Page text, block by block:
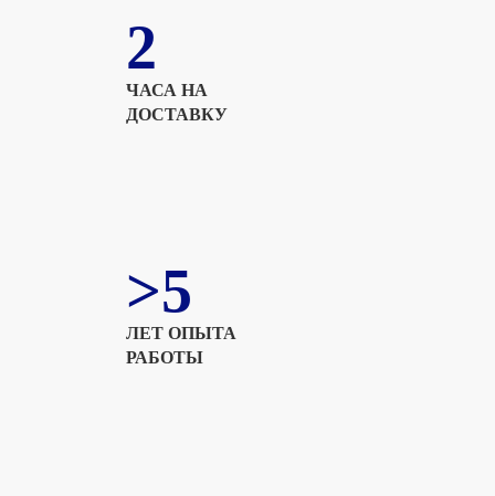
2
ЧАСА НА
ДОСТАВКУ
>5
ЛЕТ ОПЫТА
РАБОТЫ